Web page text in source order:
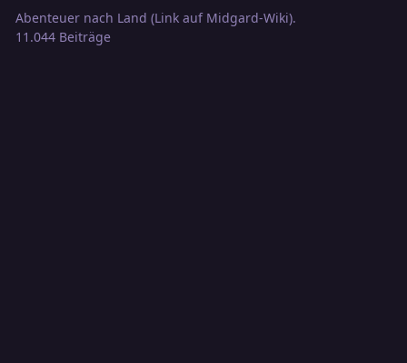
Abenteuer nach Land (Link auf Midgard-Wiki).
11.044 Beiträge